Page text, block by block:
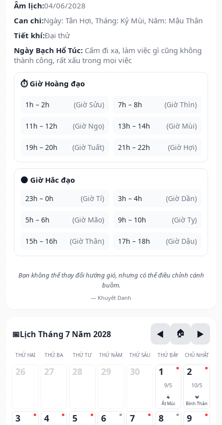
Âm lịch:04/06/2028
Can chi:Ngày: Tân Hợi, Tháng: Kỷ Mùi, Năm: Mậu Thân
Tiết khí:Đại thử
Ngày Bạch Hổ Túc: Cấm đi xa, làm việc gì cũng không
thành công, rất xấu trong mọi việc
⏱️ Giờ Hoàng đạo
1h – 2h (Giờ Sửu) 7h – 8h (Giờ Thìn)
11h – 12h (Giờ Ngọ) 13h – 14h (Giờ Mùi)
19h – 20h (Giờ Tuất) 21h – 22h (Giờ Hợi)
🌑 Giờ Hắc đạo
23h – 0h (Giờ Tí) 3h – 4h (Giờ Dần)
5h – 6h (Giờ Mão) 9h – 10h (Giờ Tỵ)
15h – 16h (Giờ Thân) 17h – 18h (Giờ Dậu)
Bạn không thể thay đổi hướng gió, nhưng có thể điều chỉnh cánh
buồm.
— Khuyết Danh
Lịch Tháng 7 Năm 2028
THỨ HAI THỨ BA THỨ TƯ THỨ NĂM THỨ SÁU THỨ BẢY CHỦ NHẬT
26 27 28 29 30 1
9/5
🐐
Ất Mùi
2
10/5
🐒
Bính Thân
3 4 5 6 7 8 9